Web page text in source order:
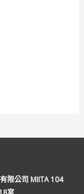
限公司 MIITA 104